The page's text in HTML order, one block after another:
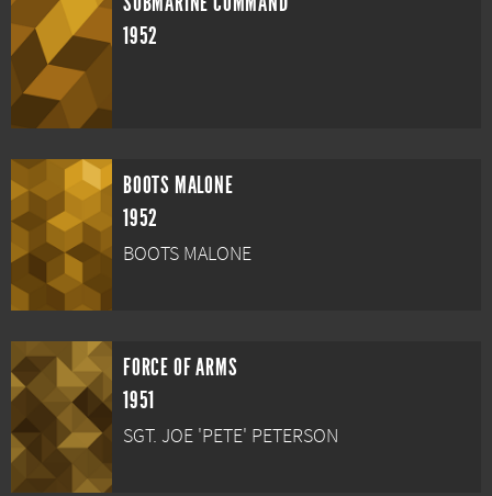
1952
BOOTS MALONE
1952
BOOTS MALONE
FORCE OF ARMS
1951
SGT. JOE 'PETE' PETERSON